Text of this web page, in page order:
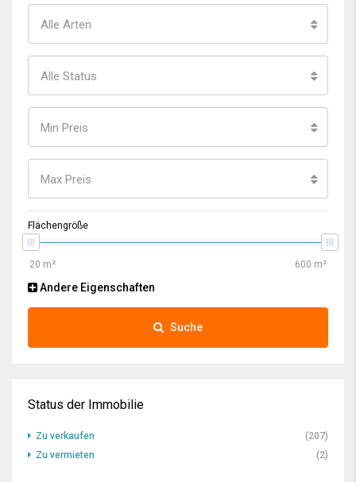
Alle Arten
Alle Status
Min Preis
Max Preis
Flächengröße
Andere Eigenschaften
Suche
Status der Immobilie
Zu verkaufen
(207)
Zu vermieten
(2)